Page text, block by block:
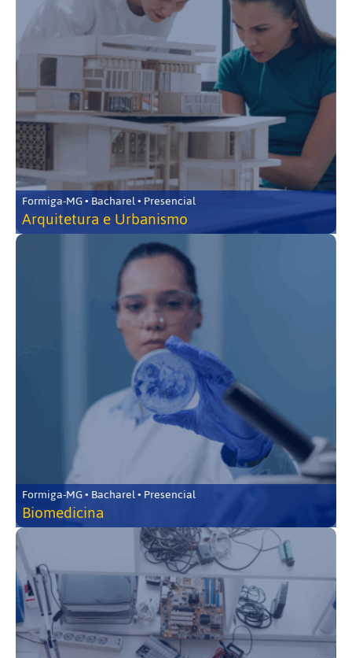
Formiga-MG • Bacharel • Presencial
Arquitetura e Urbanismo
Formiga-MG • Bacharel • Presencial
Biomedicina